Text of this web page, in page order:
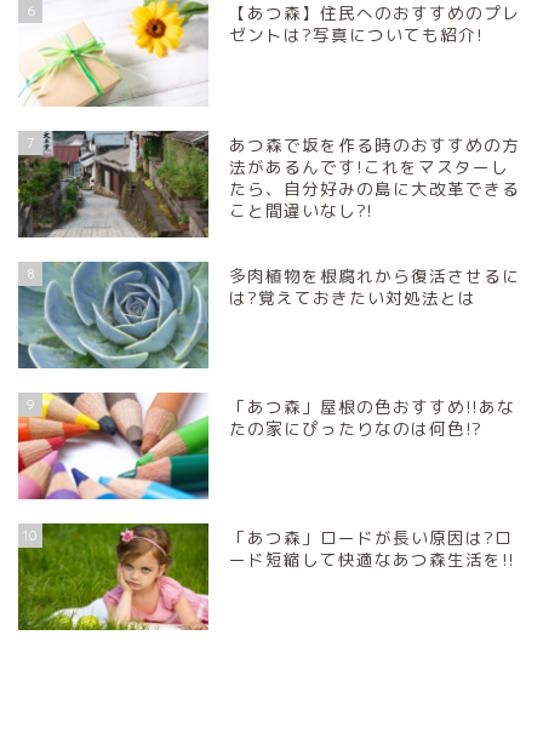
6
【あつ森】住民へのおすすめのプレ
ゼントは?写真についても紹介!
7
あつ森で坂を作る時のおすすめの方
法があるんです!これをマスターし
たら、自分好みの島に大改革できる
こと間違いなし?!
8
多肉植物を根腐れから復活させるに
は?覚えておきたい対処法とは
9
「あつ森」屋根の色おすすめ!!あな
たの家にぴったりなのは何色!?
10
「あつ森」ロードが長い原因は?ロ
ード短縮して快適なあつ森生活を!!